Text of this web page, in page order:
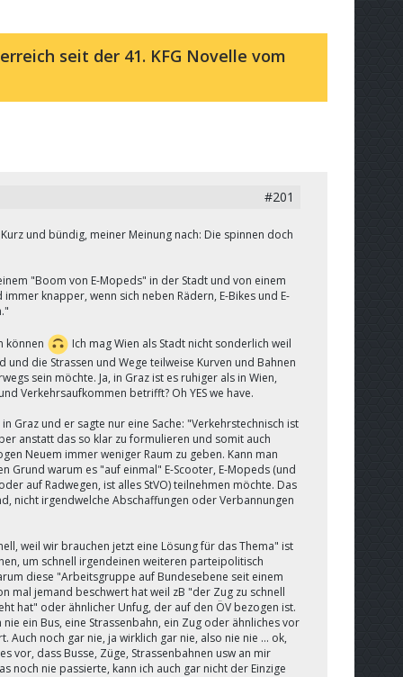
seit der 41. KFG Novelle vom
#201
und bündig, meiner Meinung nach: Die spinnen doch
"Boom von E-Mopeds" in der Stadt und von einem
knapper, wenn sich neben Rädern, E-Bikes und E-
können
Ich mag Wien als Stadt nicht sonderlich weil
die Strassen und Wege teilweise Kurven und Bahnen
sein möchte. Ja, in Graz ist es ruhiger als in Wien,
Verkehrsaufkommen betrifft? Oh YES we have.
Graz und er sagte nur eine Sache: "Verkehrstechnisch ist
anstatt das so klar zu formulieren und somit auch
Neuem immer weniger Raum zu geben. Kann man
Grund warum es "auf einmal" E-Scooter, E-Mopeds (und
auf Radwegen, ist alles StVO) teilnehmen möchte. Das
nicht irgendwelche Abschaffungen oder Verbannungen
weil wir brauchen jetzt eine Lösung für das Thema" ist
um schnell irgendeinen weiteren parteipolitisch
diese "Arbeitsgruppe auf Bundesebene seit einem
mal jemand beschwert hat weil zB "der Zug zu schnell
hat" oder ähnlicher Unfug, der auf den ÖV bezogen ist.
ein Bus, eine Strassenbahn, ein Zug oder ähnliches vor
noch gar nie, ja wirklich gar nie, also nie nie ... ok,
vor, dass Busse, Züge, Strassenbahnen usw an mir
noch nie passierte, kann ich auch gar nicht der Einzige